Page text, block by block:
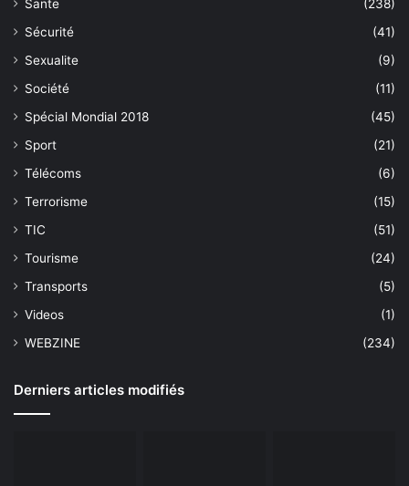
Sante
(238)
Sécurité
(41)
Sexualite
(9)
Société
(11)
Spécial Mondial 2018
(45)
Sport
(21)
Télécoms
(6)
Terrorisme
(15)
TIC
(51)
Tourisme
(24)
Transports
(5)
Videos
(1)
WEBZINE
(234)
Derniers articles modifiés